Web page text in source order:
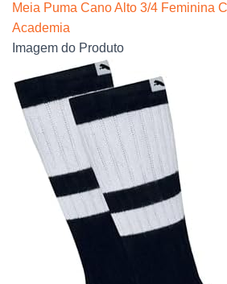
Meia Puma Cano Alto 3/4 Feminina
Academia
Imagem do Produto